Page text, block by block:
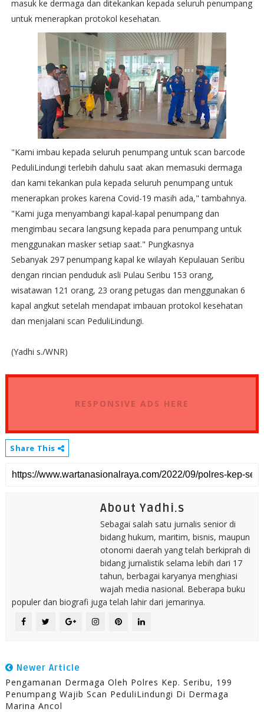
masuk ke dermaga dan ditekankan kepada seluruh penumpang
untuk menerapkan protokol kesehatan.
"Kami imbau kepada seluruh penumpang untuk scan barcode
PeduliLindungi terlebih dahulu saat akan memasuki dermaga
dan kami tekankan pula kepada seluruh penumpang untuk
menerapkan prokes karena Covid-19 masih ada," tambahnya.
"Kami juga menyambangi kapal-kapal penumpang dan
mengimbau secara langsung kepada para penumpang untuk
menggunakan masker setiap saat." Pungkasnya
Sebanyak 297 penumpang kapal ke wilayah Kepulauan Seribu
dengan rincian penduduk asli Pulau Seribu 153 orang,
wisatawan 121 orang, 23 orang petugas dan menggunakan 6
kapal angkut setelah mendapat imbauan protokol kesehatan
dan menjalani scan PeduliLindungi.
(Yadhi s./WNR)
RESPONSIVE ADS HERE
Share This
About Yadhi.s
Sebagai salah satu jurnalis senior di
bidang hukum, maritim, bisnis, maupun
otonomi daerah yang telah berkiprah di
bidang jurnalistik selama lebih dari 17
tahun, berbagai karyanya menghiasi
wajah media nasional. Beberapa buku
populer dan biografi juga telah lahir dari jemarinya.
Newer Article
Pengamanan Dermaga Oleh Polres Kep. Seribu, 199
Penumpang Wajib Scan PeduliLindungi Di Dermaga
Marina Ancol